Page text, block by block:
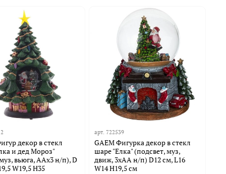
декор в стекл
и дед Мороз"
вьюга, AAх3 н/п), D
W19,5 H35
арт.722539
GAEM Фигурка декор в стекл
шаре "Елка" (подсвет, муз,
движ, 3хАА н/п) D12 см, L16
W14 H19,5 см